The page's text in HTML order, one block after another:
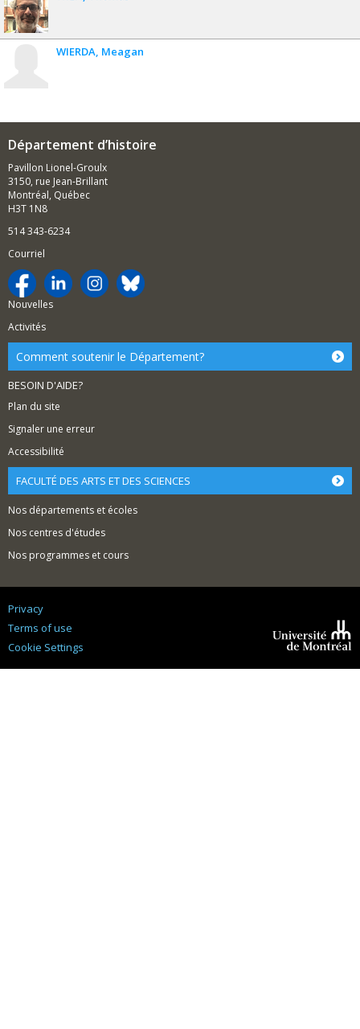
WIERDA Meagan
Département d’histoire
Pavillon Lionel-Groulx
3150, rue Jean-Brillant
Montréal, Québec
H3T 1N8
514 343-6234
Courriel
Nouvelles
Activités
Comment soutenir le Département?
BESOIN D'AIDE?
Plan du site
Signaler une erreur
Accessibilité
FACULTÉ DES ARTS ET DES SCIENCES
Nos départements et écoles
Nos centres d'études
Nos programmes et cours
Privacy
Terms of use
Cookie Settings
Montréal